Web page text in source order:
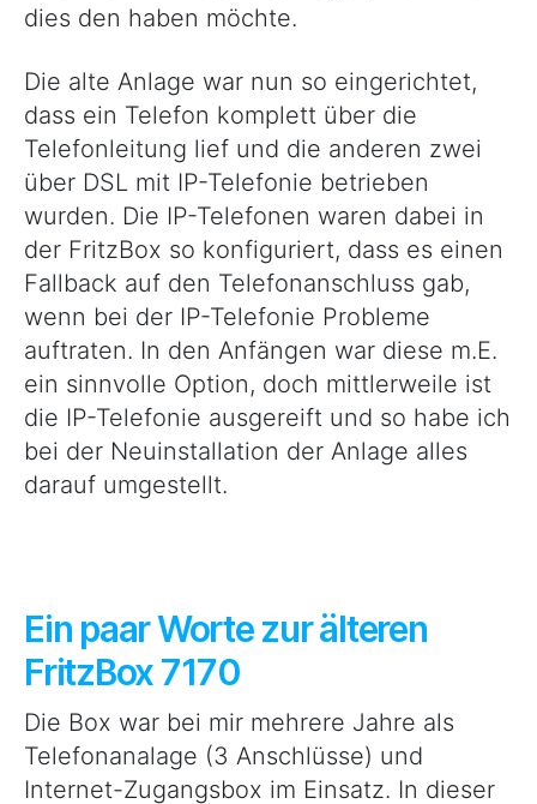
dies den haben möchte.
Die alte Anlage war nun so eingerichtet,
dass ein Telefon komplett über die
Telefonleitung lief und die anderen zwei
über DSL mit IP-Telefonie betrieben
wurden. Die IP-Telefonen waren dabei in
der FritzBox so konfiguriert, dass es einen
Fallback auf den Telefonanschluss gab,
wenn bei der IP-Telefonie Probleme
auftraten. In den Anfängen war diese m.E.
ein sinnvolle Option, doch mittlerweile ist
die IP-Telefonie ausgereift und so habe ich
bei der Neuinstallation der Anlage alles
darauf umgestellt.
Ein paar Worte zur älteren
FritzBox 7170
Die Box war bei mir mehrere Jahre als
Telefonanalage (3 Anschlüsse) und
Internet-Zugangsbox im Einsatz. In dieser